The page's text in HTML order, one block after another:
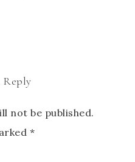
Reply
not be published.
*